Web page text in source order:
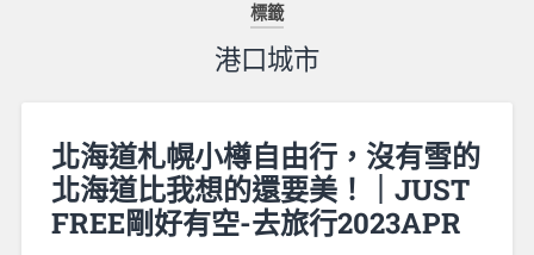
標籤
港口城市
北海道札幌小樽自由行，沒有雪的
北海道比我想的還要美！｜JUST
FREE剛好有空-去旅行2023APR